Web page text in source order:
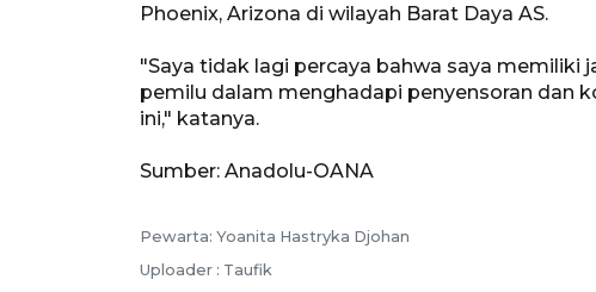
Phoenix, Arizona di wilayah Barat Daya AS.
"Saya tidak lagi percaya bahwa saya memiliki
pemilu dalam menghadapi penyensoran dan
ini," katanya.
Sumber: Anadolu-OANA
Pewarta: Yoanita Hastryka Djohan
Uploader : Taufik